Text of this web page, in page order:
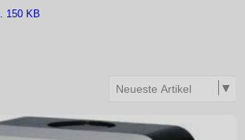
150 KB